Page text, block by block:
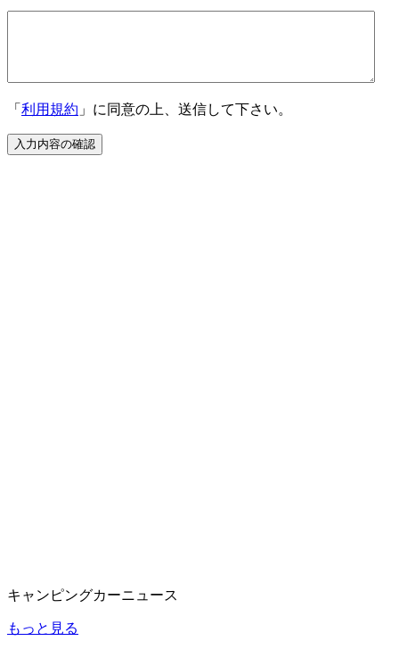
「 利用規約 」に同意の上、送信して下さい。
キャンピングカーニュース
もっと見る